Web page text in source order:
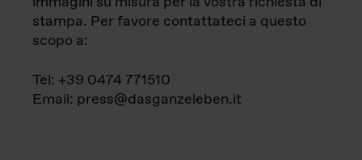
stampa. Per favore contattateci a questo
scopo a:
Tel: +39 0474 771510
Email: press@dasganzeleben.it